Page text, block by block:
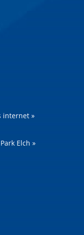
internet »
Elch »